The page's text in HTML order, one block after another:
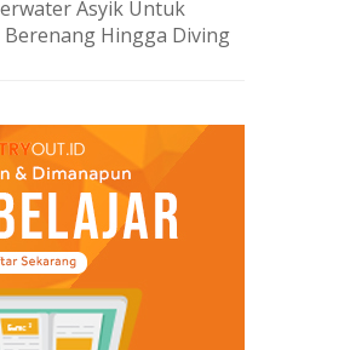
Asyik Untuk
Hingga Diving